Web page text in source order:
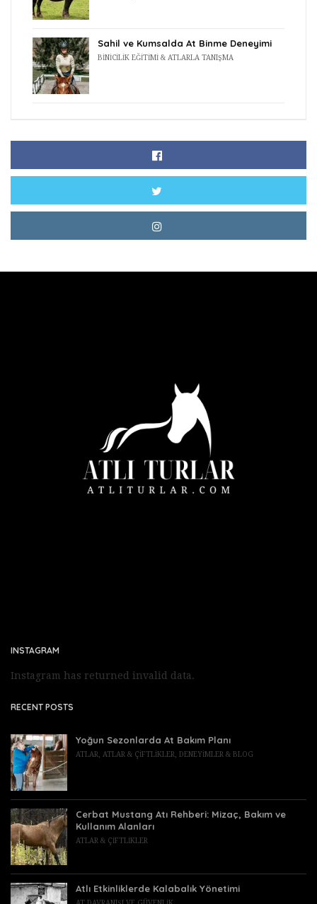
Sahil ve Kumsalda At Binme Deneyimi
BINICILIK EĞITIMI & ATLARLA TANIŞMA
INSTAGRAM
Instagram has returned invalid data.
RECENT POSTS
Yoğun Sezonlarda At Bakım Planı
ATLAR ATLAR & ÇIFTLIKLER DENEYIMLER & BLOG
Cerbat Mustang Atı Rehberi: Mizaç, Bakım ve
Kullanım Alanları
ATLAR & ÇIFTLIKLER
Atlı Etkinliklerde Kalabalık Yönetimi